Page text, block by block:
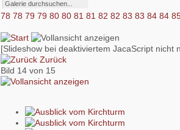
78 78 79 79 80 80 81 81 82 82 83 83 84 84
[Slideshow bei deaktiviertem JacaScript nicht
Zurück
Bild 14 von 15